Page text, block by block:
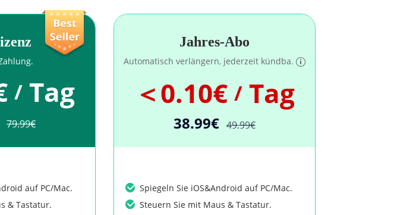
/ Tag
79.99€
auf PC/Mac.
& Tastatur.
Jahres-Abo
Automatisch verlängern, jederzeit kündba.
＜0.10€ / Tag
38.99€ 49.99€
Spiegeln Sie iOS&Android auf PC/Mac.
Steuern Sie mit Maus & Tastatur.